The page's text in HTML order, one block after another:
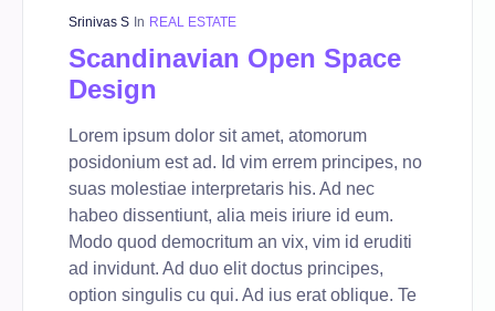
Srinivas S In REAL ESTATE
Scandinavian Open Space
Design
Lorem ipsum dolor sit amet, atomorum
posidonium est ad. Id vim errem principes, no
suas molestiae interpretaris his. Ad nec
habeo dissentiunt, alia meis iriure id eum.
Modo quod democritum an vix, vim id eruditi
ad invidunt. Ad duo elit doctus principes,
option singulis cu qui. Ad ius erat oblique. Te